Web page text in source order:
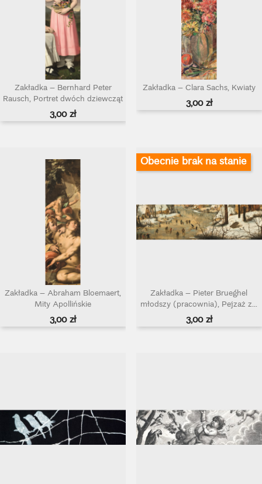
Zakładka – Bernhard Peter
Rausch, Portret dwóch dziewcząt
Cena
3,00 zł
Zakładka – Clara Sachs, Kwiaty
Cena
3,00 zł
Zakładka – Abraham Bloemaert,
Mity Apollińskie
Cena
3,00 zł
Zakładka – Pieter Brueghel
młodszy (pracownia), Pejzaż z...
Cena
3,00 zł
Obecnie brak na stanie